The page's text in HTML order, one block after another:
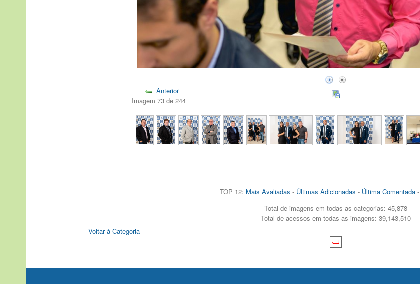
Anterior
Imagem 73 de 244
TOP 12: Mais Avaliadas - Últimas Adicionadas - Última Comentada-
Total de imagens em todas as categorias: 45,878
Total de acessos em todas as imagens: 39,143,510
Voltar à Categoria